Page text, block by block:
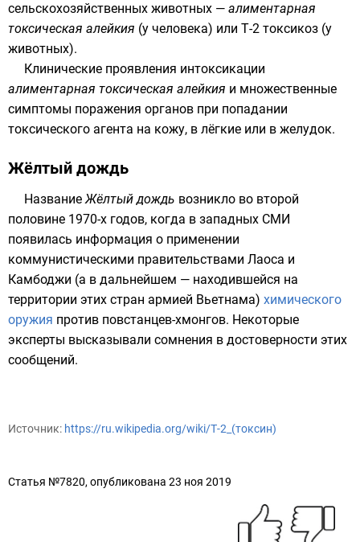
сельскохозяйственных животных — алиментарная
токсическая алейкия (у человека) или Т-2 токсикоз (у
животных).
Клинические проявления интоксикации
алиментарная токсическая алейкия и множественные
симптомы поражения органов при попадании
токсического агента на кожу, в лёгкие или в желудок.
Жёлтый дождь
НазваниеЖёлтый дождь возникло во второй
половине 1970-х годов, когда в западных СМИ
появилась информация о применении
коммунистическими правительствами Лаоса и
Камбоджи (а в дальнейшем — находившейся на
территории этих стран армией Вьетнама) химического
оружия против повстанцев-хмонгов. Некоторые
эксперты высказывали сомнения в достоверности этих
сообщений.
Источник: https://ru.wikipedia.org/wiki/Т-2_(токсин)
Статья №7820, опубликована 23 ноя 2019